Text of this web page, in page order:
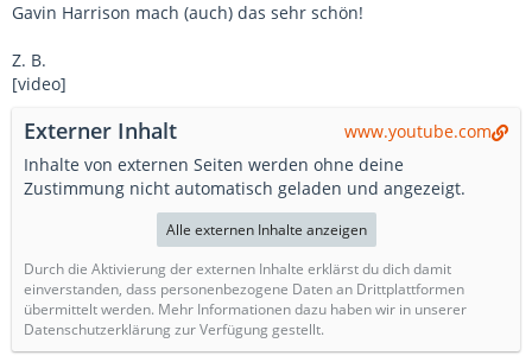
Gavin Harrison mach (auch) das sehr schön!
Z. B.
[video]
Externer Inhalt
www.youtube.com
Inhalte von externen Seiten werden ohne deine
Zustimmung nicht automatisch geladen und angezeigt.
Alle externen Inhalte anzeigen
Durch die Aktivierung der externen Inhalte erklärst du dich damit
einverstanden, dass personenbezogene Daten an Drittplattformen
übermittelt werden. Mehr Informationen dazu haben wir in unserer
Datenschutzerklärung zur Verfügung gestellt.